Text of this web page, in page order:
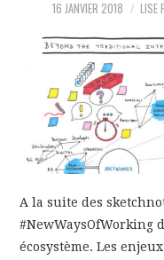
GRAPHIQUE
PÉDAGOGIE
EN ANGLAIS
CONTACT
16 JANVIER 2018 LISE
A la suite des
#NewWaysOfWorking
écosystème. Les